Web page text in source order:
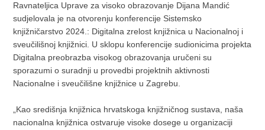
Ravnateljica Uprave za visoko obrazovanje Dijana Mandić
sudjelovala je na otvorenju konferencije Sistemsko
knjižničarstvo 2024.: Digitalna zrelost knjižnica u Nacionalnoj i
sveučilišnoj knjižnici. U sklopu konferencije sudionicima projekta
Digitalna preobrazba visokog obrazovanja uručeni su
sporazumi o suradnji u provedbi projektnih aktivnosti
Nacionalne i sveučilišne knjižnice u Zagrebu.
„Kao središnja knjižnica hrvatskoga knjižničnog sustava, naša
nacionalna knjižnica ostvaruje visoke dosege u organizaciji